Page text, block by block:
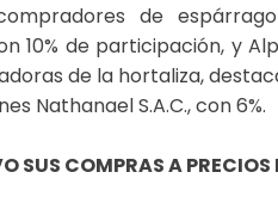
de
10% de participación, y
de la hortaliza,
Nathanael S.A.C., con 6%.
SUS COMPRAS A PRECIOS